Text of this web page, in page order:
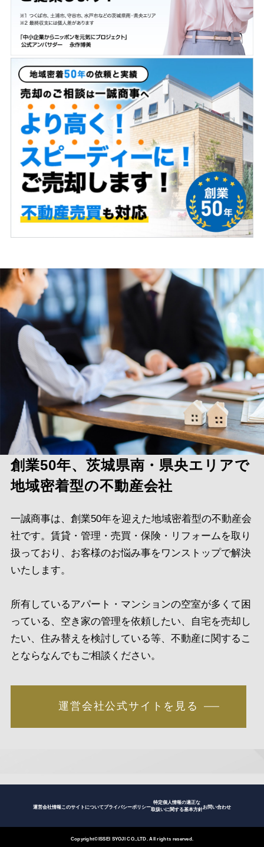
創業50年、茨城県南・県央エリアで
地域密着型の不動産会社
一誠商事は、創業50年を迎えた地域密着型の不動産会
社です。賃貸・管理・売買・保険・リフォームを取り
扱っており、お客様のお悩み事をワンストップで解決
いたします。
所有しているアパート・マンションの空室が多くて困
っている、空き家の管理を依頼したい、自宅を売却し
たい、住み替えを検討している等、不動産に関するこ
とならなんでもご相談ください。
運営会社公式サイトを見る
運営会社情報このサイトについてプライバシーポリシー
特定個人情報の適正な
取扱いに関する基本方針お問い合わせ
Copyright©ISSEI SYOJI CO.,LTD. All rights reserved.